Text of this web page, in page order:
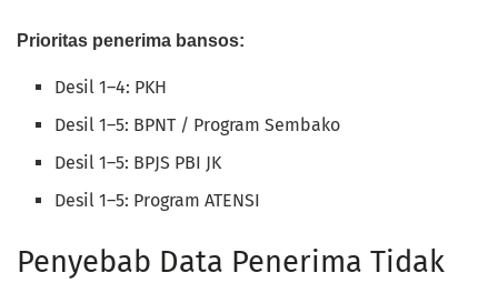
Prioritas penerima bansos:
Desil 1–4: PKH
Desil 1–5: BPNT / Program Sembako
Desil 1–5: BPJS PBI JK
Desil 1–5: Program ATENSI
Penyebab Data Penerima Tidak